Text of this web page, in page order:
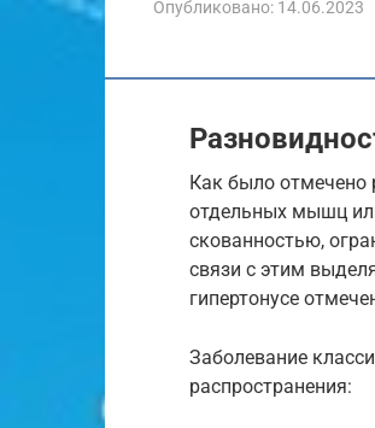
Опубликовано: 14.06.2023
Как было отмечено
отдельных мышц
скованностью,
связи с этим
гипертонусе
Заболевание
распространения: